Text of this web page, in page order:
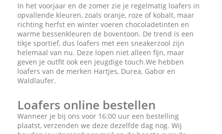
In het voorjaar en de zomer zie je regelmatig loafers in
opvallende kleuren, zoals oranje, roze of kobalt, maar
richting herfst en winter voeren chocoladetinten en
warme bessenkleuren de boventoon. De trend is een
tikje sportief, dus loafers met een sneakerzool zijn
helemaal van nu. Deze lopen niet alleen fijn, maar
geven je outfit ook een jeugdige touch.We hebben
loafers van de merken Hartjes, Durea, Gabor en
Waldlaufer.
Loafers online bestellen
Wanneer je bij ons voor 16:00 uur een bestelling
plaatst, verzenden we deze dezelfde dag nog. Wij